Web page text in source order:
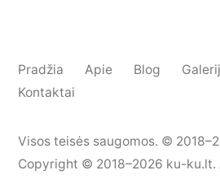
Pradžia Apie Blog
Kontaktai
Visos teisės saugomos. ©
Copyright © 2018–2026 ku-ku.lt.